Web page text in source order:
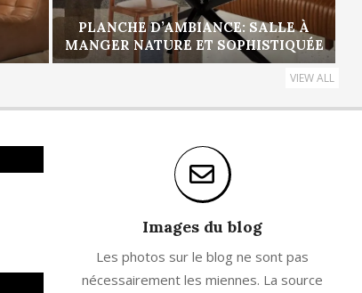
PLANCHE D’AMBIANCE: SALLE À
MANGER NATURE ET SOPHISTIQUÉE
VIEW ALL
Images du blog
Les photos sur le blog ne sont pas
nécessairement les miennes. La source